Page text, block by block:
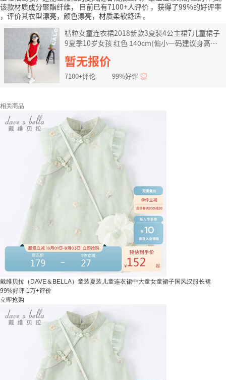
该款材质成分聚酯纤维，
目前已有7100+人评价 ，获得了99%的好评率
，评价其衣型漂亮，颜色漂亮，材质柔软舒适。
桔粒女童连衣裙2018新款3夏装4公主裙7儿童裙子
9夏季10岁女孩 红色 140cm(偏小一码建议身高
120-130cm)
暂无报价
7100+评论 99%好评
相关商品
戴维贝拉（DAVE＆BELLA）童装夏装儿童连衣裙中大童女童裙子国风汉服长裙
99%好评 1万+评价
立即抢购